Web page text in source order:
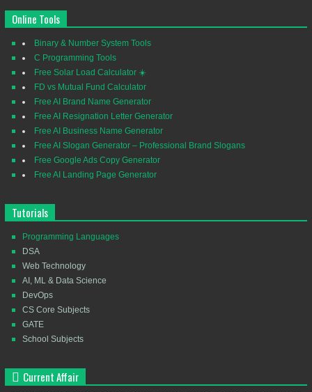
Online Tools
Binary & Number System Tools
C Programming Tools
Free Solar Load Calculator ☀️
FD vs Mutual Fund Calculator
Free AI Brand Name Generator
Free AI Resignation Letter Generator
Free AI Business Name Generator
Free AI Slogan Generator – Professional Brand Slogans
Free Google Ads Copy Generator
Free AI Landing Page Generator
Tutorials
Programming Languages
DSA
Web Technology
AI, ML & Data Science
DevOps
CS Core Subjects
GATE
School Subjects
Current Affair